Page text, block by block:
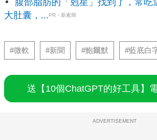
大肚囊，...PR・新素簡
#微軟 #新聞 #鮑爾默 #藍底白
送【10個ChatGPT的好工具】
ADVERTISEMENT